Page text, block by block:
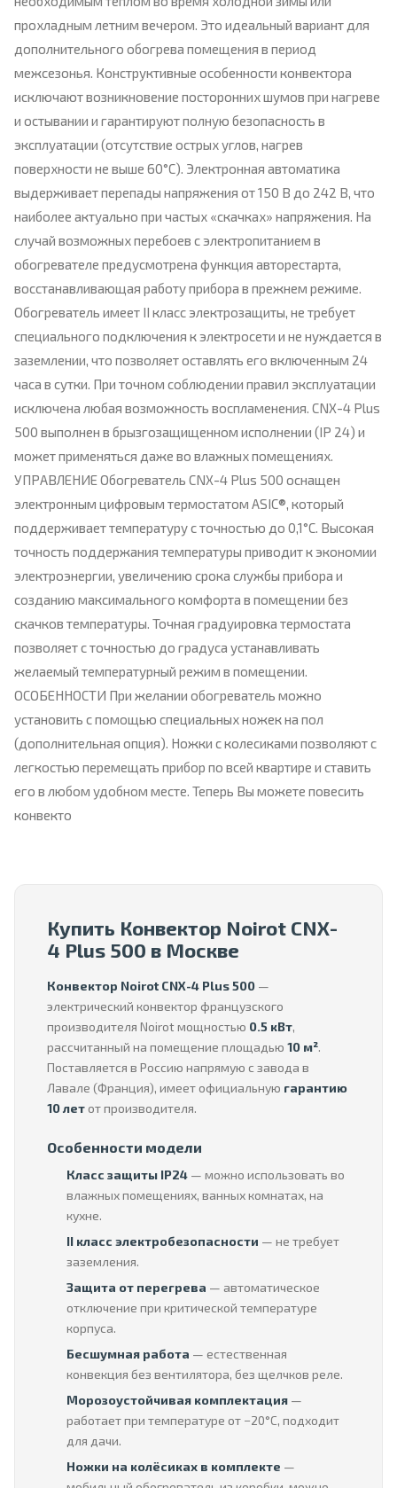
прохладным летним вечером. Это идеальный вариант для
дополнительного обогрева помещения в период
межсезонья. Конструктивные особенности конвектора
исключают возникновение посторонних шумов при нагреве
и остывании и гарантируют полную безопасность в
эксплуатации (отсутствие острых углов, нагрев
поверхности не выше 60°С). Электронная автоматика
выдерживает перепады напряжения от 150 В до 242 В, что
наиболее актуально при частых «скачках» напряжения. На
случай возможных перебоев с электропитанием в
обогревателе предусмотрена функция авторестарта,
восстанавливающая работу прибора в прежнем режиме.
Обогреватель имеет II класс электрозащиты, не требует
специального подключения к электросети и не нуждается в
заземлении, что позволяет оставлять его включенным 24
часа в сутки. При точном соблюдении правил эксплуатации
исключена любая возможность воспламенения. CNX-4 Plus
500 выполнен в брызгозащищенном исполнении (IP 24) и
может применяться даже во влажных помещениях.
УПРАВЛЕНИЕ Обогреватель CNX-4 Plus 500 оснащен
электронным цифровым термостатом ASIC®, который
поддерживает температуру с точностью до 0,1°С. Высокая
точность поддержания температуры приводит к экономии
электроэнергии, увеличению срока службы прибора и
созданию максимального комфорта в помещении без
скачков температуры. Точная градуировка термостата
позволяет с точностью до градуса устанавливать
желаемый температурный режим в помещении.
ОСОБЕННОСТИ При желании обогреватель можно
установить с помощью специальных ножек на пол
(дополнительная опция). Ножки с колесиками позволяют с
легкостью перемещать прибор по всей квартире и ставить
его в любом удобном месте. Теперь Вы можете повесить
конвекто
Купить Конвектор Noirot CNX-
4 Plus 500 в Москве
Конвектор Noirot CNX-4 Plus 500 —
электрический конвектор французского
производителя Noirot мощностью 0.5 кВт,
рассчитанный на помещение площадью 10 м².
Поставляется в Россию напрямую с завода в
Лавале (Франция), имеет официальную гарантию
10 летот производителя.
Особенности модели
Класс защиты IP24 — можно использовать во
влажных помещениях, ванных комнатах, на
кухне.
II класс электробезопасности — не требует
заземления.
Защита от перегрева — автоматическое
отключение при критической температуре
корпуса.
Бесшумная работа — естественная
конвекция без вентилятора, без щелчков реле.
Морозоустойчивая комплектация —
работает при температуре от −20°C, подходит
для дачи.
Ножки на колёсиках в комплекте —